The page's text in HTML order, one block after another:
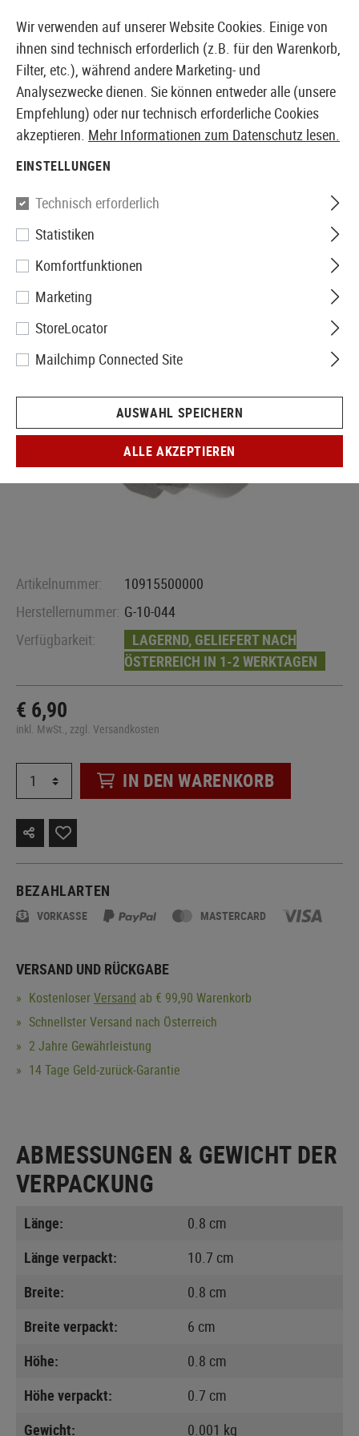
EUROPÄISCHER AIRSOFT SHOP & GROßHÄNDLER
G&G
Pinion Gear
Artikelnummer:
10915500000
Herstellernummer: G-10-044
Verfügbarkeit:
LAGERND, GELIEFERT NACH
ÖSTERREICH IN 1-2 WERKTAGEN
€ 6,90
inkl. MwSt., zzgl. Versandkosten
IN DEN WARENKORB
BEZAHLARTEN
VORKASSE MASTERCARD
VERSAND UND RÜCKGABE
KostenloserVersand ab € 99,90 Warenkorb
Schnellster Versand nach Österreich
2 Jahre Gewährleistung
14 Tage Geld-zurück-Garantie
ABMESSUNGEN & GEWICHT DER
VERPACKUNG
Länge:
0.8 cm
Länge verpackt:
10.7 cm
Breite:
0.8 cm
Breite verpackt:
6 cm
Höhe:
0.8 cm
Höhe verpackt:
0.7 cm
Gewicht:
0.001 kg
Wir verwenden auf unserer Website Cookies. Einige von
ihnen sind technisch erforderlich (z.B. für den Warenkorb,
Filter, etc.), während andere Marketing- und
Analysezwecke dienen. Sie können entweder alle (unsere
Empfehlung) oder nur technisch erforderliche Cookies
akzeptieren. Mehr Informationen zum Datenschutz lesen.
EINSTELLUNGEN
Technisch erforderlich
Statistiken
Komfortfunktionen
Marketing
StoreLocator
Mailchimp Connected Site
AUSWAHL SPEICHERN
ALLE AKZEPTIEREN